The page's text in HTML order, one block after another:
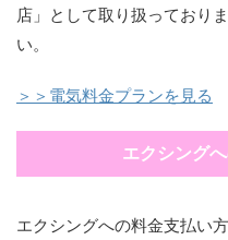
店」として取り扱っており
い。
＞＞電気料金プランを見る
エクシング
エクシングへの料金支払い